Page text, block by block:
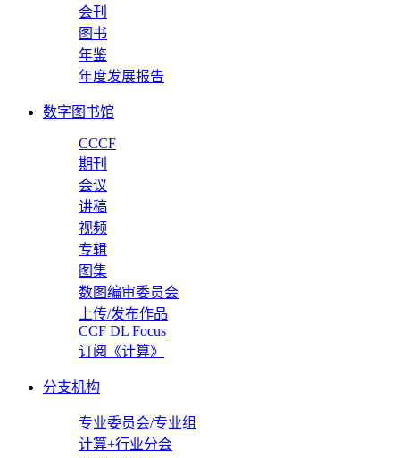
会刊
图书
年鉴
年度发展报告
数字图书馆
CCCF
期刊
会议
讲稿
视频
专辑
图集
数图编审委员会
上传/发布作品
CCF DL Focus
订阅《计算》
分支机构
专业委员会/专业组
计算+行业分会